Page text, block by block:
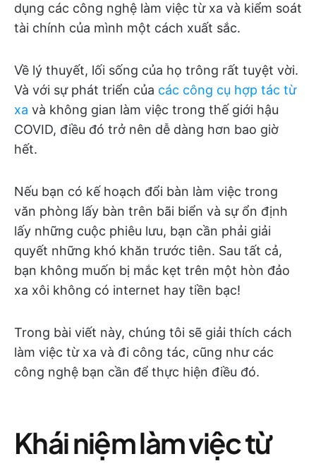
dụng các công nghệ làm việc từ xa và kiểm soát
tài chính của mình một cách xuất sắc.
Về lý thuyết, lối sống của họ trông rất tuyệt vời.
Và với sự phát triển của các công cụ hợp tác từ
xa và không gian làm việc trong thế giới hậu
COVID, điều đó trở nên dễ dàng hơn bao giờ
hết.
Nếu bạn có kế hoạch đổi bàn làm việc trong
văn phòng lấy bàn trên bãi biển và sự ổn định
lấy những cuộc phiêu lưu, bạn cần phải giải
quyết những khó khăn trước tiên. Sau tất cả,
bạn không muốn bị mắc kẹt trên một hòn đảo
xa xôi không có internet hay tiền bạc!
Trong bài viết này, chúng tôi sẽ giải thích cách
làm việc từ xa và đi công tác, cũng như các
công nghệ bạn cần để thực hiện điều đó.
Khái niệm làm việc từ